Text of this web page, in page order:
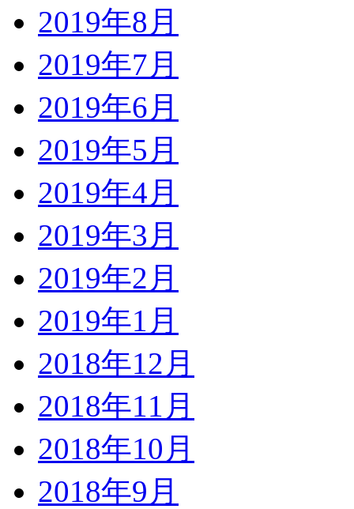
2019年8月
2019年7月
2019年6月
2019年5月
2019年4月
2019年3月
2019年2月
2019年1月
2018年12月
2018年11月
2018年10月
2018年9月